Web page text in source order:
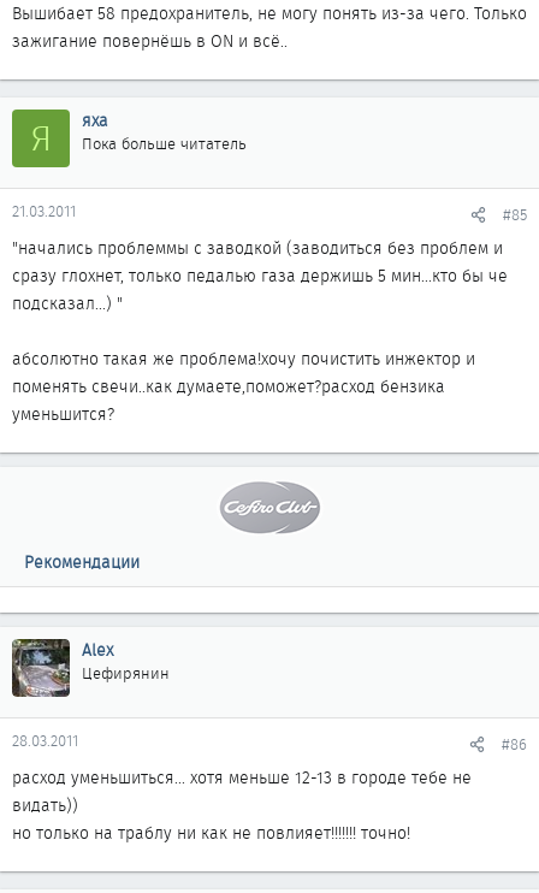
Вышибает 58 предохранитель, не могу понять из-за чего. Только
зажигание повернёшь в ON и всё..
Я яха
Пока больше читатель
21.03.2011 #85
"начались проблеммы с заводкой (заводиться без проблем и
сразу глохнет, только педалью газа держишь 5 мин...кто бы че
подсказал...) "
абсолютно такая же проблема!хочу почистить инжектор и
поменять свечи..как думаете,поможет?расход бензика
уменьшится?
Рекомендации
Alex
Цефирянин
28.03.2011 #86
расход уменьшиться... хотя меньше 12-13 в городе тебе не
видать))
но только на траблу ни как не повлияет!!!!!!! точно!